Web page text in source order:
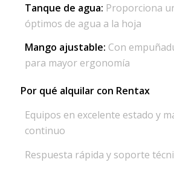
Tanque de agua: Proporciona
óptimos de agua a la hoja
Mango ajustable: Con
para mayor ergonomía
Por qué alquilar con Rentax
Equipos en excelente estado y
continuo
Respuesta rápida y soporte